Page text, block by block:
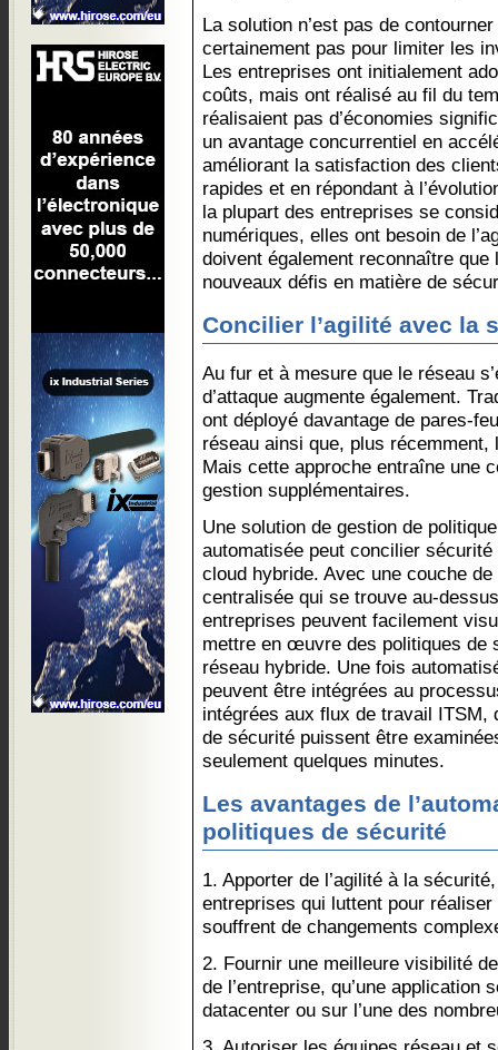
La solution n’est pas de
certainement pas pour limiter les
Les entreprises ont initialement
coûts, mais ont réalisé au fil du
réalisaient pas d’économies
un avantage concurrentiel en
améliorant la satisfaction des
rapides et en répondant à
la plupart des entreprises se
numériques, elles ont besoin de
doivent également reconnaître que
nouveaux défis en matière de
Concilier l’agilité avec la
Au fur et à mesure que le réseau
d’attaque augmente également.
ont déployé davantage de pares-
réseau ainsi que, plus récemment,
Mais cette approche entraîne une
gestion supplémentaires.
Une solution de gestion de
automatisée peut concilier
cloud hybride. Avec une couche
centralisée qui se trouve au-
entreprises peuvent facilement
mettre en œuvre des politiques de
réseau hybride. Une fois
peuvent être intégrées au
intégrées aux flux de travail ITSM,
de sécurité puissent être
seulement quelques minutes.
Les avantages de
politiques de sécurité
1. Apporter de l’agilité à la
entreprises qui luttent pour
souffrent de changements
2. Fournir une meilleure visibilité
de l’entreprise, qu’une application
datacenter ou sur l’une des